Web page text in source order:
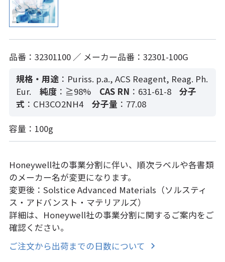
品番：32301100 ／ メーカー品番：32301-100G
規格・用途 ：Puriss. p.a., ACS Reagent, Reag. Ph.
Eur.
純度：≧98% CAS RN ：631-61-8
分子
式 ：CH3CO2NH4 分子量 ：77.08
容量：100g
Honeywell社の事業分割に伴い、順次ラベルや各書類
のメーカー名が変更になります。
変更後：Solstice Advanced Materials（ソルスティ
ス・アドバンスト・マテリアルズ）
詳細は、Honeywell社の事業分割に関するご案内をご
確認ください。
ご注文から出荷までの日数について